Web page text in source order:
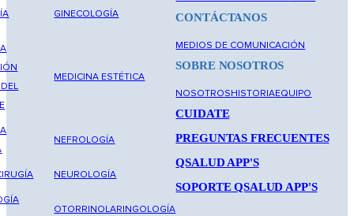
GINECOLOGÍA
MEDICINA ESTÉTICA
NEFROLOGÍA
NEUROLOGÍA
OTORRINOLARINGOLOGÍA
CONTÁCTANOS
MEDIOS DE COMUNICACIÓN
SOBRE NOSOTROS
NOSOTROSHISTORIAEQUIPO
CUIDATE
PREGUNTAS FRECUENTES
QSALUD APP'S
SOPORTE QSALUD APP'S